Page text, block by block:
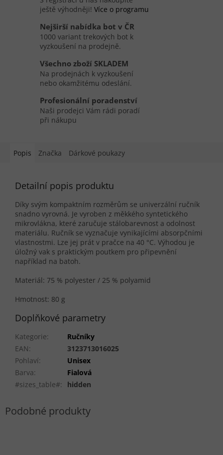
ještě výhodněji! Více o programu
Nejširší nabídka bot v ČR
1000 variant trekových bot k
vyzkoušení na prodejně.
Všechno zboží SKLADEM
Na prodejnách k vyzkoušení
nebo okamžitému odeslání.
Profesionální poradenství
Naši prodejci Vám rádi poradí
při nákupu
Popis Značka Dárkové poukazy
Detailní popis produktu
Díky svým kompaktním rozměrům se univerzální ručník
snadno vyrovná. Je vyroben z měkkého syntetického
mikrovlákna, které zaručuje stálobarevnost a odolnost
materiálu. Ručník se vyznačuje vynikajícími absorpčními
vlastnostmi. Lze jej prát v pračce na 40 °C. Výhodou je
úložný vak s praktickým poutkem pro připevnění
například na batoh.
Materiál: 75 % polyester / 25 % polyamid
Hmotnost: 80 g
Doplňkové parametry
Kategorie:
Ručníky
EAN:
3123713016025
Pohlaví:
Unisex
Barva:
Fialová
#sizes_table#: hidden